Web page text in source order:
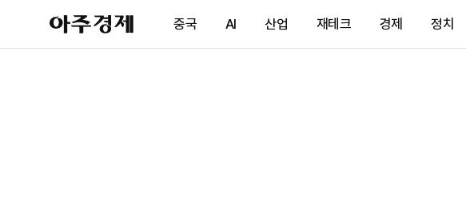
아
주
제
중국 AI 산업 재테크 경제 정치